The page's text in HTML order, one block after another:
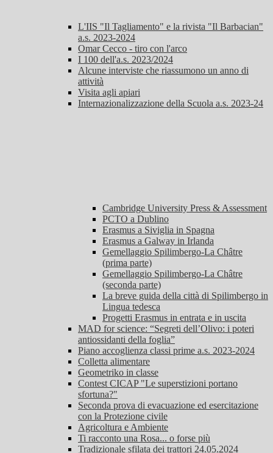
L'IIS "Il Tagliamento" e la rivista "Il Barbacian"
a.s. 2023-2024
Omar Cecco - tiro con l'arco
I 100 dell'a.s. 2023/2024
Alcune interviste che riassumono un anno di
attività
Visita agli apiari
Internazionalizzazione della Scuola a.s. 2023-24
Cambridge University Press & Assessment
PCTO a Dublino
Erasmus a Siviglia in Spagna
Erasmus a Galway in Irlanda
Gemellaggio Spilimbergo-La Châtre
(prima parte)
Gemellaggio Spilimbergo-La Châtre
(seconda parte)
La breve guida della città di Spilimbergo in
Lingua tedesca
Progetti Erasmus in entrata e in uscita
MAD for science: “Segreti dell’Olivo: i poteri
antiossidanti della foglia”
Piano accoglienza classi prime a.s. 2023-2024
Colletta alimentare
Geometriko in classe
Contest CICAP "Le superstizioni portano
sfortuna?"
Seconda prova di evacuazione ed esercitazione
con la Protezione civile
Agricoltura e Ambiente
Ti racconto una Rosa... o forse più
Tradizionale sfilata dei trattori 24.05.2024